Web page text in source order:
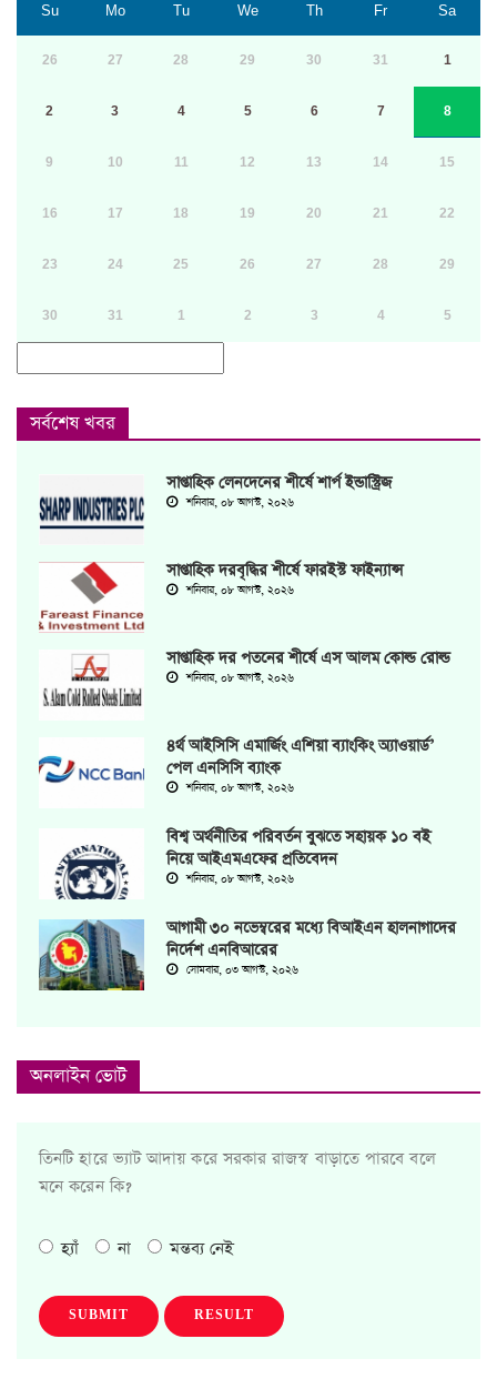
Su Mo Tu We Th Fr Sa
26 27 28 29 30 31 1
2 3 4 5 6 7 8
9 10 11 12 13 14 15
16 17 18 19 20 21 22
23 24 25 26 27 28 29
30 31 1 2 3 4 5
সর্বশেষ খবর
সাপ্তাহিক লেনদেনের শীর্ষে শার্প ইন্ডাস্ট্রিজ
শনিবার, ০৮ আগস্ট, ২০২৬
সাপ্তাহিক দরবৃদ্ধির শীর্ষে ফারইস্ট ফাইন্যান্স
শনিবার, ০৮ আগস্ট, ২০২৬
সাপ্তাহিক দর পতনের শীর্ষে এস আলম কোল্ড রোল্ড
শনিবার, ০৮ আগস্ট, ২০২৬
৪র্থ আইসিসি এমার্জিং এশিয়া ব্যাংকিং অ্যাওয়ার্ড’
পেল এনসিসি ব্যাংক
শনিবার, ০৮ আগস্ট, ২০২৬
বিশ্ব অর্থনীতির পরিবর্তন বুঝতে সহায়ক ১০ বই
নিয়ে আইএমএফের প্রতিবেদন
শনিবার, ০৮ আগস্ট, ২০২৬
আগামী ৩০ নভেম্বরের মধ্যে বিআইএন হালনাগাদের
নির্দেশ এনবিআরের
সোমবার, ০৩ আগস্ট, ২০২৬
অনলাইন ভোট
তিনটি হারে ভ্যাট আদায় করে সরকার রাজস্ব বাড়াতে পারবে বলে
মনে করেন কি?
হ্যাঁ না মন্তব্য নেই
SUBMIT RESULT